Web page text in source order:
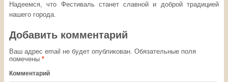
Надеемся, что Фестиваль станет славной и доброй традицией
нашего города.
Добавить комментарий
Ваш адрес email не будет опубликован. Обязательные поля
помечены *
Комментарий